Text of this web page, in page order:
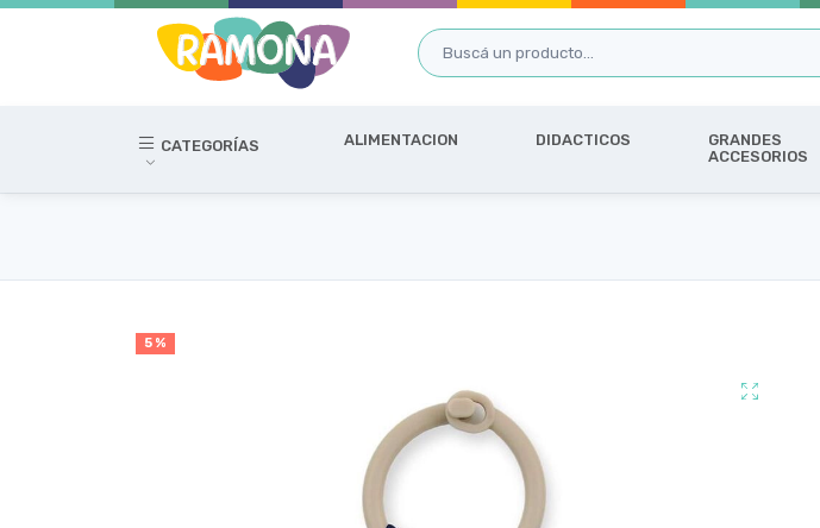
CATEGORÍAS ALIMENTACION DIDACTICOS
GRANDES
ACCESORIOS
5 %